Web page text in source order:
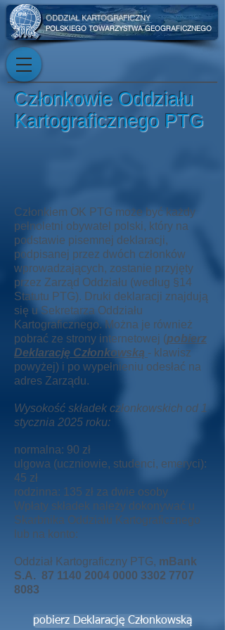
ODDZIAŁ KARTOGRAFICZNY
POLSKIEGO TOWARZYSTWA GEOGRAFICZNEGO
Członkowie Oddziału
Kartograficznego PTG
Członkiem OK PTG może być każdy
pełnoletni obywatel polski, który na
podstawie pisemnej deklaracji,
podpisanej przez dwóch członków
wprowadzających, zostanie przyjęty
przez Zarząd Oddziału (według §14
Statutu PTG). Druki deklaracji znajdują
się u Sekretarza Oddziału
Kartograficznego. Można je również
pobrać ze strony internetowej (pobierz
Deklarację Członkowską - klawisz
powyżej) i po wypełnieniu odesłać na
adres Zarządu.
Wysokość składek członkowskich od 1
stycznia 2025 roku:
normalna: 90 zł
ulgowa (uczniowie, studenci, emeryci):
45 zł
rodzinna: 135 zł za dwie osoby
Wpłaty składek należy dokonywać u
Skarbnika Oddziału Kartograficznego
lub na konto:
Oddział Kartograficzny PTG, mBank
S.A. 87 1140 2004 0000 3302 7707
8083
pobierz Deklarację Członkowską